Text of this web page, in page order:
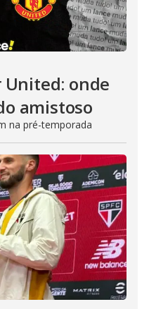
United: onde
amistoso
na pré-temporada